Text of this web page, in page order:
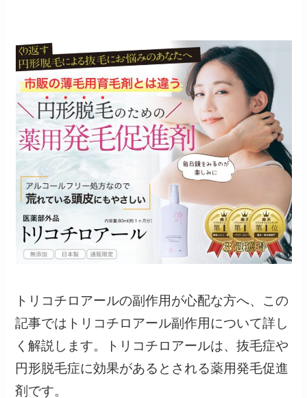
トリコチロアールの副作用が心配な方へ、この
記事ではトリコチロアール副作用について詳し
く解説します。トリコチロアールは、抜毛症や
円形脱毛症に効果があるとされる薬用発毛促進
剤です。